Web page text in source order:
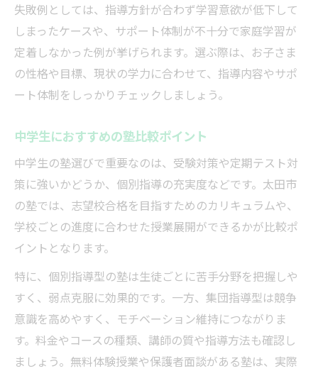
失敗例としては、指導方針が合わず学習意欲が低下して
しまったケースや、サポート体制が不十分で家庭学習が
定着しなかった例が挙げられます。選ぶ際は、お子さま
の性格や目標、現状の学力に合わせて、指導内容やサポ
ート体制をしっかりチェックしましょう。
中学生におすすめの塾比較ポイント
中学生の塾選びで重要なのは、受験対策や定期テスト対
策に強いかどうか、個別指導の充実度などです。太田市
の塾では、志望校合格を目指すためのカリキュラムや、
学校ごとの進度に合わせた授業展開ができるかが比較ポ
イントとなります。
特に、個別指導型の塾は生徒ごとに苦手分野を把握しや
すく、弱点克服に効果的です。一方、集団指導型は競争
意識を高めやすく、モチベーション維持につながりま
す。料金やコースの種類、講師の質や指導方法も確認し
ましょう。無料体験授業や保護者面談がある塾は、実際